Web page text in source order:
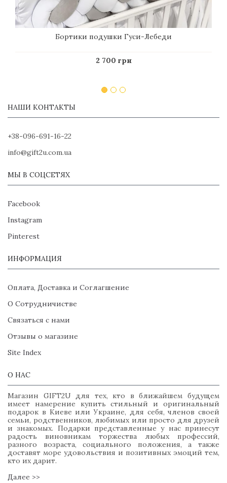
Бортики подушки Гуси-Лебеди
2 700 грн
НАШИ КОНТАКТЫ
+38-096-691-16-22
info@gift2u.com.ua
МЫ В СОЦСЕТЯХ
Facebook
Instagram
Pinterest
ИНФОРМАЦИЯ
Оплата, Доставка и Соглагшение
О Сотрудничистве
Связаться с нами
Отзывы о магазине
Site Index
О НАС
Магазин GIFT2U для тех, кто в ближайшем будущем
имеет намерение купить стильный и оригинальный
подарок в Киеве или Украине, для себя, членов своей
семьи, родственников, любимых или просто для друзей
и знакомых. Подарки представленные у нас принесут
радость виновникам торжества любых профессий,
разного возраста, социального положения, а также
доставят море удовольствия и позитивных эмоций тем,
кто их дарит.
Далее >>